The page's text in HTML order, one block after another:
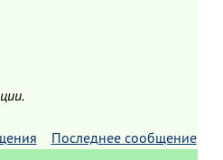
Последнее сообщение